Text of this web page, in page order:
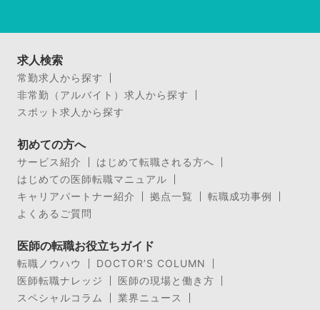
求人検索
常勤求人から探す
非常勤（アルバイト）求人から探す
スポット求人から探す
初めての方へ
サービス紹介
はじめて転職される方へ
はじめての医師転職マニュアル
キャリアパートナー紹介
拠点一覧
転職成功事例
よくあるご質問
医師の転職お役立ちガイド
転職ノウハウ
DOCTOR’S COLUMN
医師転職ナレッジ
医師の現場と働き方
スペシャルコラム
業界ニュース